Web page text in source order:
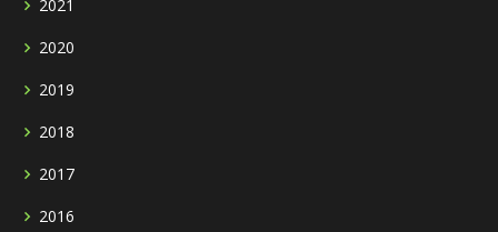
2021
2020
2019
2018
2017
2016